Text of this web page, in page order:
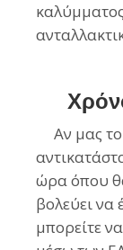
Αν μας το
ώρα όπου
βολεύει να
μπορείτε